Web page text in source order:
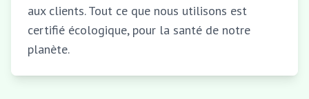
aux clients. Tout ce que nous utilisons est
certifié écologique, pour la santé de notre
planète.